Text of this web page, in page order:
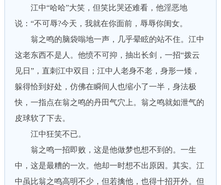
江中“哈哈”大笑，但笑比哭还难看，他淫恶地
说：“不可辱?今天，我就在你面前，辱辱你闺女。
翁之鸣的脑袋嗡地一声，几乎晕眩的站不住。江中
这老东西不是人。他愤不可抑，抽出长剑，一招“拨云
见日”，直刺江中双目；江中人老身不老，身形一矮，
躲得恰到好处，仿佛在瞬间人也缩小了一半，身法极
快，一指点在翁之鸣的丹田气穴上。翁之鸣就如泄气的
皮球软了下去。
江中狂笑不已。
翁之鸣一招即败，这是他做梦也想不到的。一生
中，这是最糟的一次。他却一时想不出原因。其实。江
中虽比翁之鸣高明不少，但若擒他，也得十招开外。但